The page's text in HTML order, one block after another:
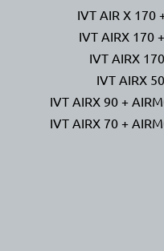
IVT AIR X 170
IVT AIRX 170
IVT AIRX
IVT AIRX
IVT AIRX 90 +
IVT AIRX 70 +